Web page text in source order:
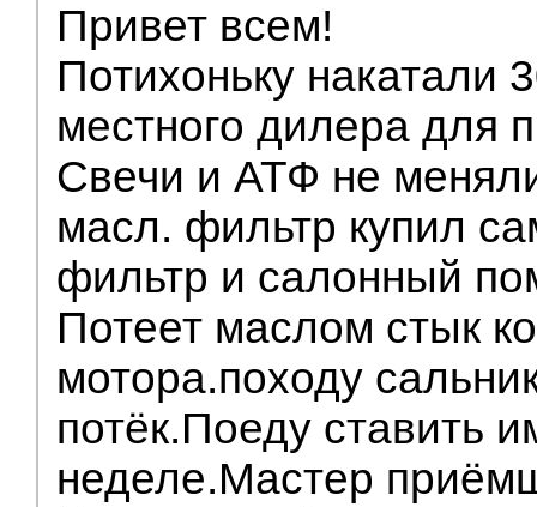
Привет всем!
Потихоньку накатали
местного дилера для
Свечи и АТФ не
масл. фильтр купил
фильтр и салонный
Потеет маслом стык
мотора.походу
потёк.Поеду ставить
неделе.Мастер